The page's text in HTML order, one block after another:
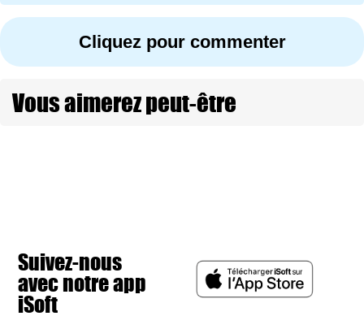
Cliquez pour commenter
Vous aimerez peut-être
Suivez-nous
avec notre app
iSoft